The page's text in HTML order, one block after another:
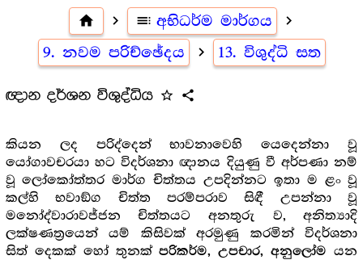
home navigate_next toc අභිධර්ම මාර්ගය navigate_next
9. නවම පරිච්ඡේදය navigate_next 13. විශුද්ධි සත
ඥාන දර්ශන විශුද්ධිය star_outline share
කියන ලද පරිද්දෙන් භාවනාවෙහි යෙදෙන්නා වූ
යෝගාවචරයා හට විදර්ශනා ඥානය දියුණු වී අර්පණා නම්
වූ ලෝකෝත්තර මාර්ග චිත්තය උපදින්නට ඉතා ම ළං වූ
කල්හි භවාඞ්ග චිත්ත පරම්පරාව සිඳී උපන්නා වූ
මනෝද්වාරාවජ්ජන චිත්තයට අනතුරු ව, අනිත්‍යාදි
ලක්ෂණත්‍රයෙන් යම් කිසිවක් අරමුණු කරමින් විදර්ශනා
සිත් දෙකක් හෝ තුනක්පරිකර්ම, උපචාර, අනුලෝම යන